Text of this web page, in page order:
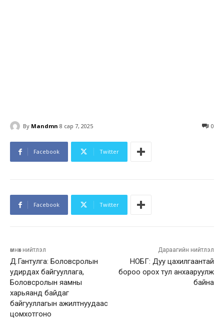
By Mandmn 8 сар 7, 2025 0
Facebook Twitter
Facebook Twitter
өмнөх нийтлэл
Д.Гантулга: Боловсролын
удирдах байгууллага,
Боловсролын яамны
харьяанд байдаг
байгууллагын ажилтнуудаас
цомхотгоно
Дараагийн нийтлэл
НОБГ: Дуу цахилгаантай
бороо орох тул анхааруулж
байна